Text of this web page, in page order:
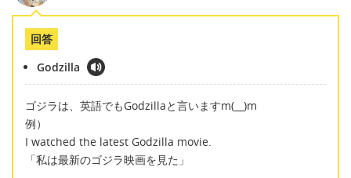
回答
Godzilla
ゴジラは、英語でもGodzillaと言いますm(__)m
例）
I watched the latest Godzilla movie.
「私は最新のゴジラ映画を見た」